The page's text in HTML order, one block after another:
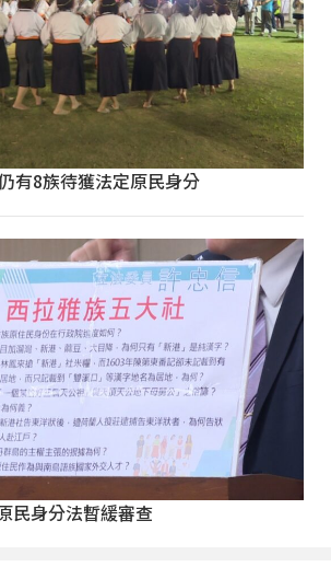
有8族待獲法定原民身分
民身分法暫緩審查